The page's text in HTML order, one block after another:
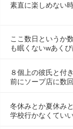
素直に楽しめない
ここ数日というか
も眠くないwあく
８個上の彼氏と付
前にソープ店に数
冬休みとか夏休み
学校行かなくてい